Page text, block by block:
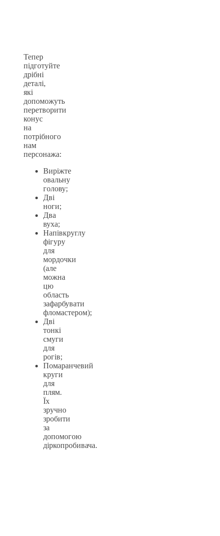
Тепер
підготуйте
дрібні
деталі,
які
допоможуть
перетворити
конус
на
потрібного
нам
персонажа:
Виріжте
овальну
голову;
Дві
ноги;
Два
вуха;
Напівкруглу
фігуру
для
мордочки
(але
можна
цю
область
зафарбувати
фломастером);
Дві
тонкі
смуги
для
рогів;
Помаранчевий
круги
для
плям.
Їх
зручно
зробити
за
допомогою
діркопробивача.